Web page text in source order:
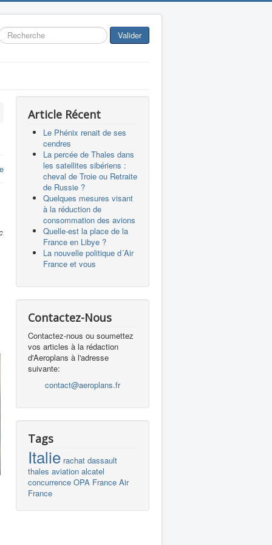
Valider
Article Récent
Le Phénix renait de ses
cendres
La percée de Thales dans
les satellites sibériens :
cheval de Troie ou Retraite
de Russie ?
Quelques mesures visant
à la réduction de
consommation des avions
Quelle-est la place de la
France en Libye ?
La nouvelle politique d´Air
France et vous
Contactez-Nous
Contactez-nous ou soumettez
vos articles à la rédaction
d'Aeroplans à l'adresse
suivante:
contact@aeroplans.fr
Tags
Italie rachat dassault
thales aviation alcatel
concurrence OPA France Air
France